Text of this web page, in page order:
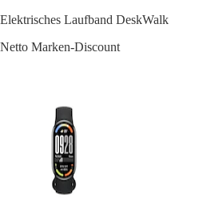
Elektrisches Laufband DeskWalk
Netto Marken-Discount